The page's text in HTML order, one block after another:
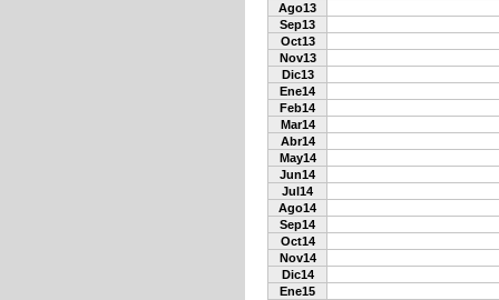
Ago13
Sep13
Oct13
Nov13
Dic13
Ene14
Feb14
Mar14
Abr14
May14
Jun14
Jul14
Ago14
Sep14
Oct14
Nov14
Dic14
Ene15